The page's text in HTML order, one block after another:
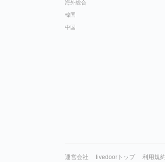
海外総合
韓国
中国
運営会社 livedoorトップ 利用規約